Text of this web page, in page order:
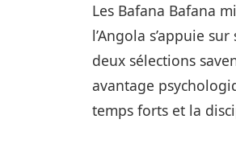
Les Bafana Bafana
l’Angola s’appuie
deux sélections
avantage
temps forts et la